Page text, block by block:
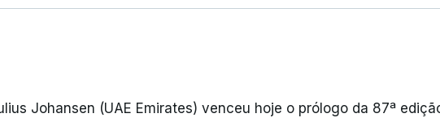
Johansen (UAE Emirates) venceu hoje o prólogo da 87ª